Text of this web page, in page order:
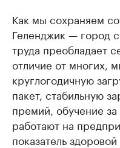
Как мы сохраняем
Геленджик — город
труда преобладает
отличие от многих,
круглогодичную
пакет, стабильную
премий, обучение
работают на
показатель